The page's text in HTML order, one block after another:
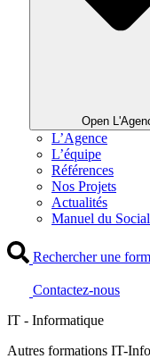
Open
L’Agence
L’équipe
Références
Nos Projets
Actualités
Manuel du
Rechercher une
Contactez-nous
IT - Informatique
Autres formations IT-